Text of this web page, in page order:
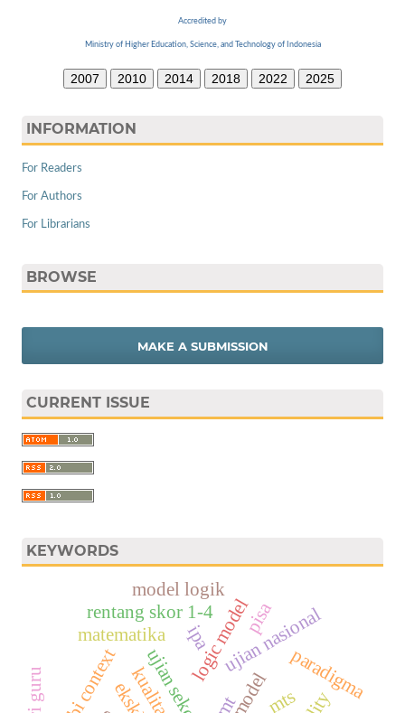
Accredited by
Ministry of Higher Education, Science, and Technology of Indonesia
2007 2010 2014 2018 2022 2025
INFORMATION
For Readers
For Authors
For Librarians
BROWSE
MAKE A SUBMISSION
CURRENT ISSUE
KEYWORDS
mts
logic model
matematika ujian nasionalparadigma
rentang skor 1-4
model logik
pisa
ipa